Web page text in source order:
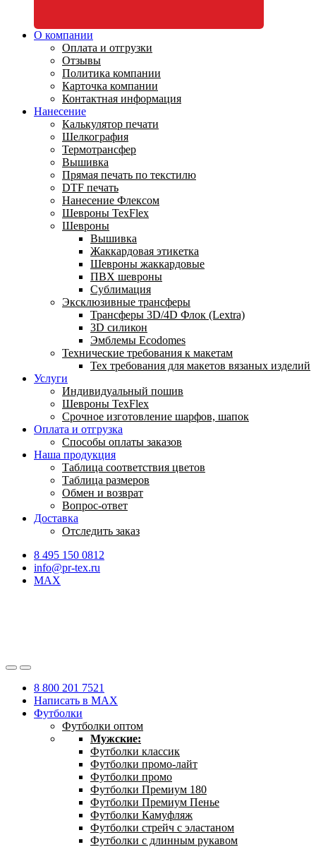
О компании
Оплата и отгрузки
Отзывы
Политика компании
Карточка компании
Контактная информация
Нанесение
Калькулятор печати
Шелкография
Термотрансфер
Вышивка
Прямая печать по текстилю
DTF печать
Нанесение Флексом
Шевроны TexFlex
Шевроны
Вышивка
Жаккардовая этикетка
Шевроны жаккардовые
ПВХ шевроны
Сублимация
Эксклюзивные трансферы
Трансферы 3D/4D Флок (Lextra)
3D силикон
Эмблемы Ecodomes
Технические требования к макетам
Тех требования для макетов вязаных изделий
Услуги
Индивидуальный пошив
Шевроны TexFlex
Срочное изготовление шарфов, шапок
Оплата и отгрузка
Способы оплаты заказов
Наша продукция
Таблица соответствия цветов
Таблица размеров
Обмен и возврат
Вопрос-ответ
Доставка
Отследить заказ
8 495 150 0812
info@pr-tex.ru
MAX
8 800 201 7521
Написать в MAX
Футболки
Футболки оптом
Мужские:
Футболки классик
Футболки промо-лайт
Футболки промо
Футболки Премиум 180
Футболки Премиум Пенье
Футболки Камуфляж
Футболки стрейч с эластаном
Футболки с длинным рукавом